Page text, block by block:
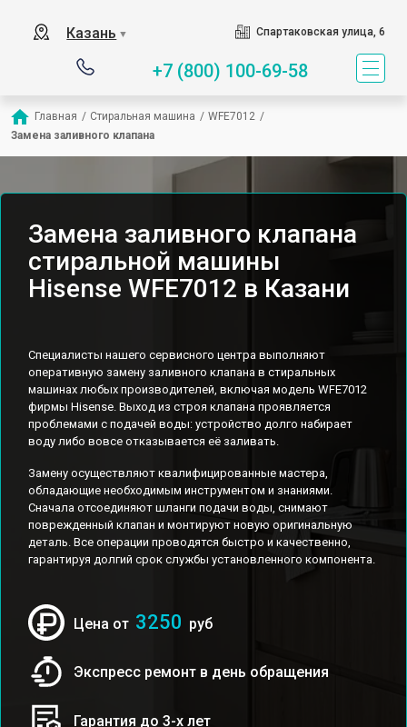
Казань ▼ Спартаковская улица, 6
+7 (800) 100-69-58
Главная / Стиральная машина / WFE7012 /
Замена заливного клапана
Замена заливного клапана
стиральной машины
Hisense WFE7012 в Казани
Специалисты нашего сервисного центра выполняют
оперативную замену заливного клапана в стиральных
машинах любых производителей, включая модель WFE7012
фирмы Hisense. Выход из строя клапана проявляется
проблемами с подачей воды: устройство долго набирает
воду либо вовсе отказывается её заливать.
Замену осуществляют квалифицированные мастера,
обладающие необходимым инструментом и знаниями.
Сначала отсоединяют шланги подачи воды, снимают
поврежденный клапан и монтируют новую оригинальную
деталь. Все операции проводятся быстро и качественно,
гарантируя долгий срок службы установленного компонента.
Цена от 3250 руб
Экспресс ремонт в день обращения
Гарантия до 3-х лет